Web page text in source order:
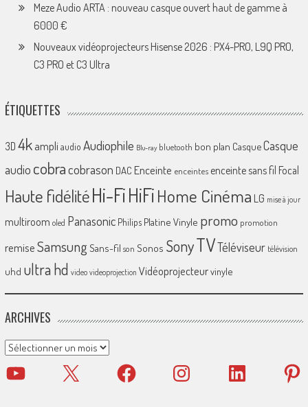
Meze Audio ARTA : nouveau casque ouvert haut de gamme à
6000 €
Nouveaux vidéoprojecteurs Hisense 2026 : PX4-PRO, L9Q PRO,
C3 PRO et C3 Ultra
ÉTIQUETTES
3D 4k ampliaudio Audiophile Blu-ray bluetooth bon plan CasqueCasque
audio cobracobrason DAC Enceinte enceintes enceinte sans fil Focal
Haute fidélitéHi-FiHiFiHome Cinéma LG mise à jour
multiroom oled Panasonic Philips Platine Vinyle promo promotion
remiseSamsungSans-fil son Sonos SonyTVTéléviseur télévision
uhd ultra hd video videoprojection Vidéoprojecteurvinyle
ARCHIVES
Archives
YouTube X Facebook Instagram LinkedIn